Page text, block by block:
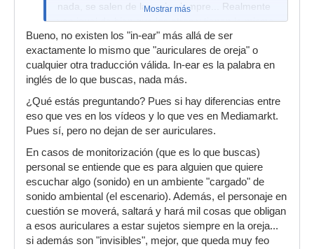
nada, se salen de la oreja siempre... Realmente
van igual de bien que los otros y tienen la misma
funcionalidad?
Mostrar más
Bueno, no existen los "in-ear" más allá de ser
exactamente lo mismo que "auriculares de oreja" o
cualquier otra traducción válida. In-ear es la palabra en
inglés de lo que buscas, nada más.
¿Qué estás preguntando? Pues si hay diferencias entre
eso que ves en los vídeos y lo que ves en Mediamarkt.
Pues sí, pero no dejan de ser auriculares.
En casos de monitorización (que es lo que buscas)
personal se entiende que es para alguien que quiere
escuchar algo (sonido) en un ambiente "cargado" de
sonido ambiental (el escenario). Además, el personaje en
cuestión se moverá, saltará y hará mil cosas que obligan
a esos auriculares a estar sujetos siempre en la oreja...
si además son "invisibles", mejor, que queda muy feo